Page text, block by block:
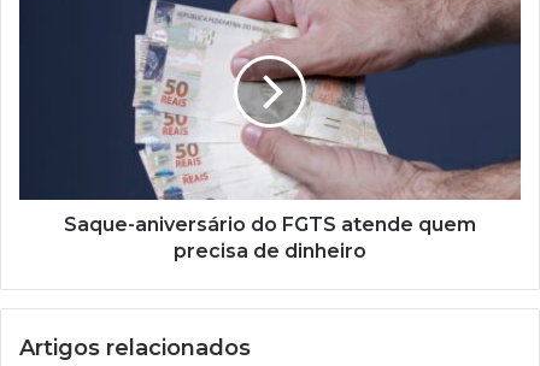
dinheiro
Saque-aniversário do FGTS atende quem
precisa de dinheiro
Artigos relacionados